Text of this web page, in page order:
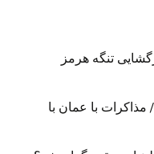
تنگه هرمز
مذاکرات با عمان با